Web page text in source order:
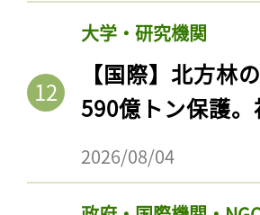
大学・研究機関
【国際】北方林
590億トン保護
2026/08/04